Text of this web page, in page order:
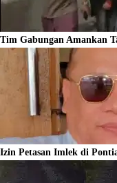
Tim Gabungan Amankan
Izin Petasan Imlek di